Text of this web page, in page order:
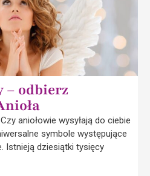
– odbierz
aniołowie wysyłają do ciebie
symbole występujące
Istnieją dziesiątki tysięcy